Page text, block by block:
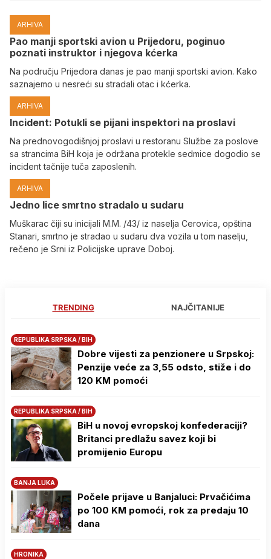
ARHIVA
Pao manji sportski avion u Prijedoru, poginuo
poznati instruktor i njegova kćerka
Na području Prijedora danas je pao manji sportski avion. Kako
saznajemo u nesreći su stradali otac i kćerka.
ARHIVA
Incident: Potukli se pijani inspektori na proslavi
Na prednovogodišnjoj proslavi u restoranu Službe za poslove
sa strancima BiH koja je održana protekle sedmice dogodio se
incident tačnije tuča zaposlenih.
ARHIVA
Јedno lice smrtno stradalo u sudaru
Muškarac čiji su inicijali M.M. /43/ iz naselja Cerovica, opština
Stanari, smrtno je stradao u sudaru dva vozila u tom naselju,
rečeno je Srni iz Policijske uprave Doboj.
TRENDING NAJČITANIJE
REPUBLIKA SRPSKA / BIH
Dobre vijesti za penzionere u Srpskoj:
Penzije veće za 3,55 odsto, stiže i do
120 KM pomoći
REPUBLIKA SRPSKA / BIH
BiH u novoj evropskoj konfederaciji?
Britanci predlažu savez koji bi
promijenio Europu
BANJA LUKA
Počele prijave u Banjaluci: Prvačićima
po 100 KM pomoći, rok za predaju 10
dana
HRONIKA